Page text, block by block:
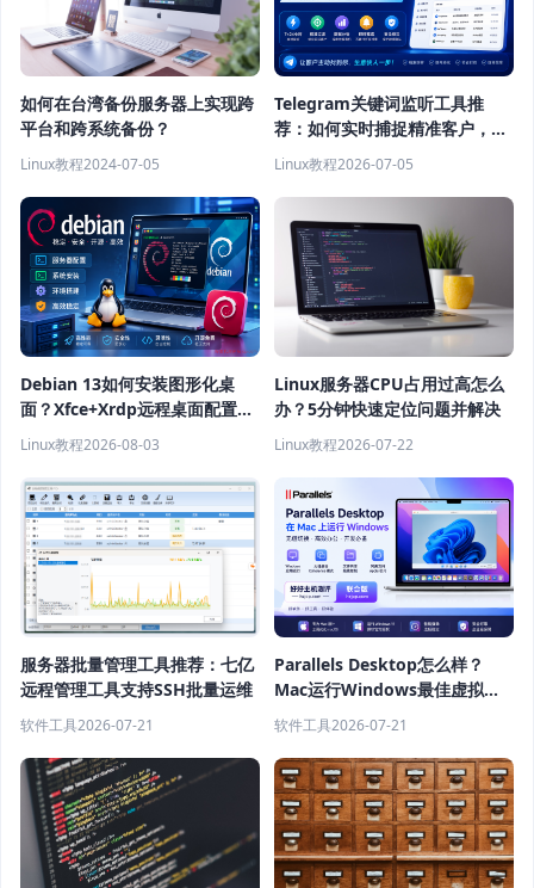
如何在台湾备份服务器上实现跨
平台和跨系统备份？
Linux教程2024-07-05
Telegram关键词监听工具推
荐：如何实时捕捉精准客户，提
高获客效率？
Linux教程2026-07-05
Debian 13如何安装图形化桌
面？Xfce+Xrdp远程桌面配置教
程
Linux教程2026-08-03
Linux服务器CPU占用过高怎么
办？5分钟快速定位问题并解决
Linux教程2026-07-22
服务器批量管理工具推荐：七亿
远程管理工具支持SSH批量运维
软件工具2026-07-21
Parallels Desktop怎么样？
Mac运行Windows最佳虚拟机
软件推荐
软件工具2026-07-21